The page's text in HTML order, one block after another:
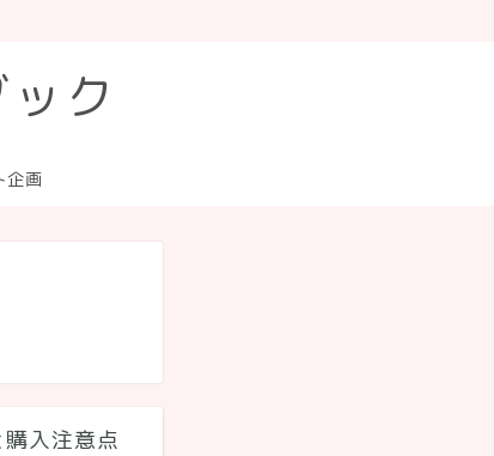
ク
企画
入注意点